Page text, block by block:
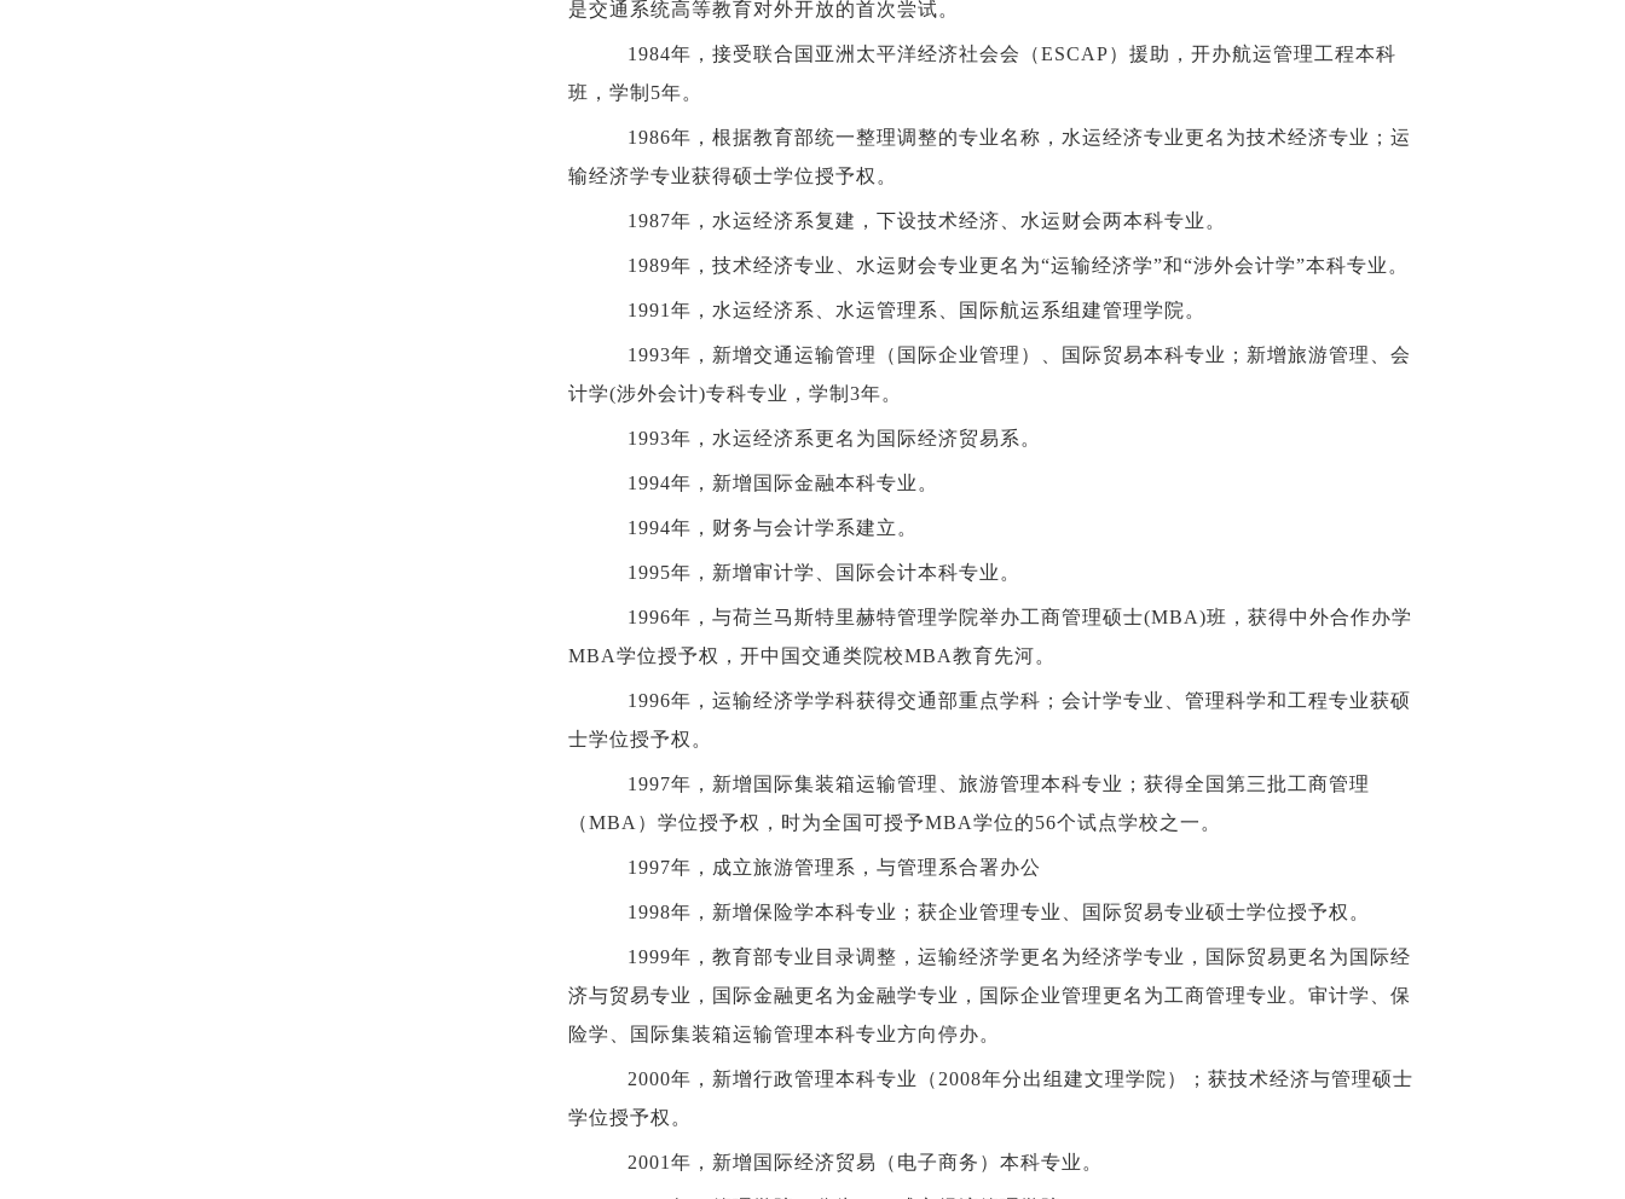
是交通系统高等教育对外开放的首次尝试。
1984年，接受联合国亚洲太平洋经济社会会（ESCAP）援助，开办航运管理工程本科
班，学制5年。
1986年，根据教育部统一整理调整的专业名称，水运经济专业更名为技术经济专业；运
输经济学专业获得硕士学位授予权。
1987年，水运经济系复建，下设技术经济、水运财会两本科专业。
1989年，技术经济专业、水运财会专业更名为“运输经济学”和“涉外会计学”本科专业。
1991年，水运经济系、水运管理系、国际航运系组建管理学院。
1993年，新增交通运输管理（国际企业管理）、国际贸易本科专业；新增旅游管理、会
计学(涉外会计)专科专业，学制3年。
1993年，水运经济系更名为国际经济贸易系。
1994年，新增国际金融本科专业。
1994年，财务与会计学系建立。
1995年，新增审计学、国际会计本科专业。
1996年，与荷兰马斯特里赫特管理学院举办工商管理硕士(MBA)班，获得中外合作办学
MBA学位授予权，开中国交通类院校MBA教育先河。
1996年，运输经济学学科获得交通部重点学科；会计学专业、管理科学和工程专业获硕
士学位授予权。
1997年，新增国际集装箱运输管理、旅游管理本科专业；获得全国第三批工商管理
（MBA）学位授予权，时为全国可授予MBA学位的56个试点学校之一。
1997年，成立旅游管理系，与管理系合署办公
1998年，新增保险学本科专业；获企业管理专业、国际贸易专业硕士学位授予权。
1999年，教育部专业目录调整，运输经济学更名为经济学专业，国际贸易更名为国际经
济与贸易专业，国际金融更名为金融学专业，国际企业管理更名为工商管理专业。审计学、保
险学、国际集装箱运输管理本科专业方向停办。
2000年，新增行政管理本科专业（2008年分出组建文理学院）；获技术经济与管理硕士
学位授予权。
2001年，新增国际经济贸易（电子商务）本科专业。